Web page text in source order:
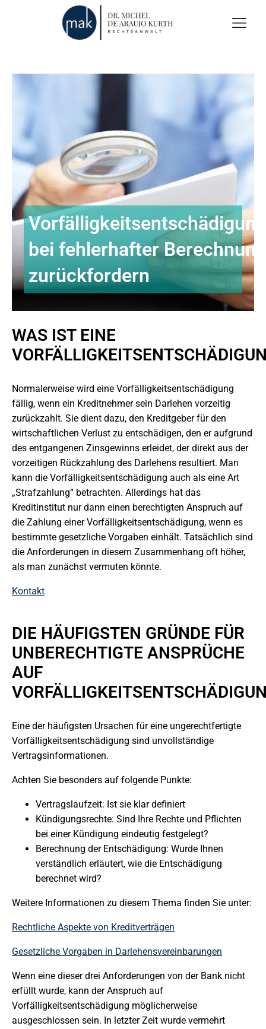
Vorfälligkeitsentschädigung
bei fehlerhafter Berechnung
zurückfordern
WAS IST EINE
Normalerweise wird eine Vorfälligkeitsentschädigung
fällig, wenn ein Kreditnehmer sein Darlehen vorzeitig
zurückzahlt. Sie dient dazu, den Kreditgeber für den
wirtschaftlichen Verlust zu entschädigen, den er aufgrund
des entgangenen Zinsgewinns erleidet, der direkt aus der
vorzeitigen Rückzahlung des Darlehens resultiert. Man
kann die Vorfälligkeitsentschädigung auch als eine Art
„Strafzahlung“ betrachten. Allerdings hat das
Kreditinstitut nur dann einen berechtigten Anspruch auf
die Zahlung einer Vorfälligkeitsentschädigung, wenn es
bestimmte gesetzliche Vorgaben einhält. Tatsächlich sind
die Anforderungen in diesem Zusammenhang oft höher,
als man zunächst vermuten könnte.
Kontakt
DIE HÄUFIGSTEN GRÜNDE FÜR
UNBERECHTIGTE ANSPRÜCHE
AUF
Eine der häufigsten Ursachen für eine ungerechtfertigte
Vorfälligkeitsentschädigung sind unvollständige
Vertragsinformationen.
Achten Sie besonders auf folgende Punkte:
Vertragslaufzeit: Ist sie klar definiert
Kündigungsrechte: Sind Ihre Rechte und Pflichten
bei einer Kündigung eindeutig festgelegt?
Berechnung der Entschädigung: Wurde Ihnen
verständlich erläutert, wie die Entschädigung
berechnet wird?
Weitere Informationen zu diesem Thema finden Sie unter:
Rechtliche Aspekte von Kreditverträgen
Gesetzliche Vorgaben in Darlehensvereinbarungen
Wenn eine dieser drei Anforderungen von der Bank nicht
erfüllt wurde, kann der Anspruch auf
Vorfälligkeitsentschädigung möglicherweise
ausgeschlossen sein. In letzter Zeit wurde vermehrt